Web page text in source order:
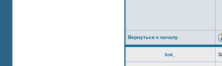
Вернуться к началу
kot_